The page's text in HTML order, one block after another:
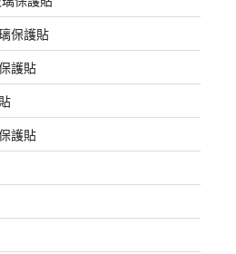
保護貼
護貼
護貼